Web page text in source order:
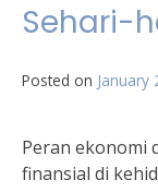
Sehari-
Posted on January
Peran ekonomi
finansial di